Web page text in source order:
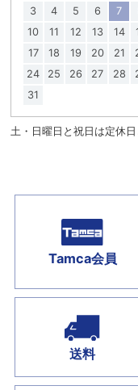
3
4 5 6 7
10
11 12 13 14
17
18 19 20 21
24
25 26 27 28
31
土・日曜日と祝日は定休
Tamca会員
送料